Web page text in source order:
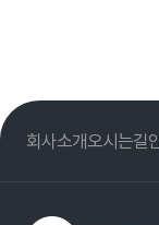
회사소개오시는길